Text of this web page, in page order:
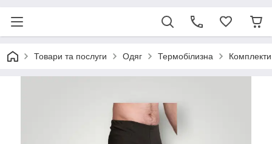
Товари та послуги Одяг Термобілизна